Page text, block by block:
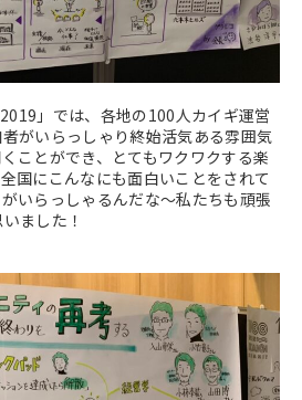
」では、各地の100人カイギ運営
がいらっしゃり終始活気ある雰囲気
ことができ、とてもワクワクする楽
全国にこんなにも面白いことをされて
いらっしゃるんだな～私たちも頑張
ました！